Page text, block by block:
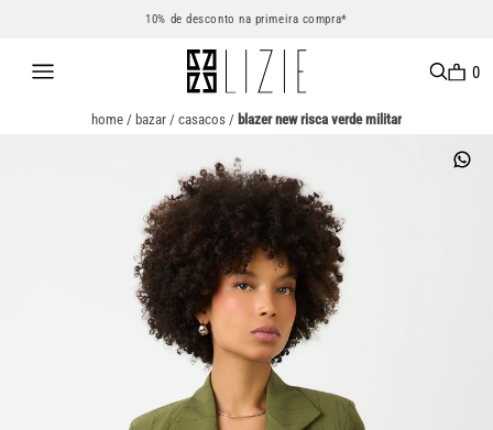
10% de desconto na primeira compra*
0
home / bazar / casacos / blazer new risca verde militar